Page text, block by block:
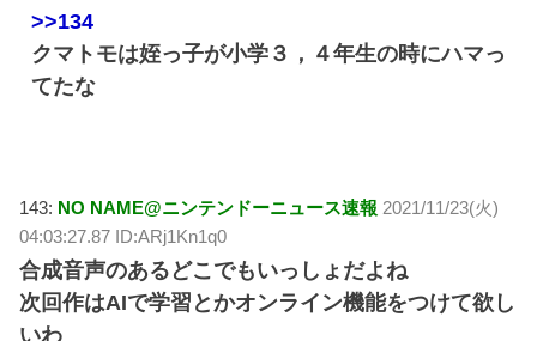
>>134
クマトモは姪っ子が小学３，４年生の時にハマっ
てたな
143: NO NAME@ニンテンドーニュース速報 2021/11/23(火)
04:03:27.87 ID:ARj1Kn1q0
合成音声のあるどこでもいっしょだよね
次回作はAIで学習とかオンライン機能をつけて欲し
いわ